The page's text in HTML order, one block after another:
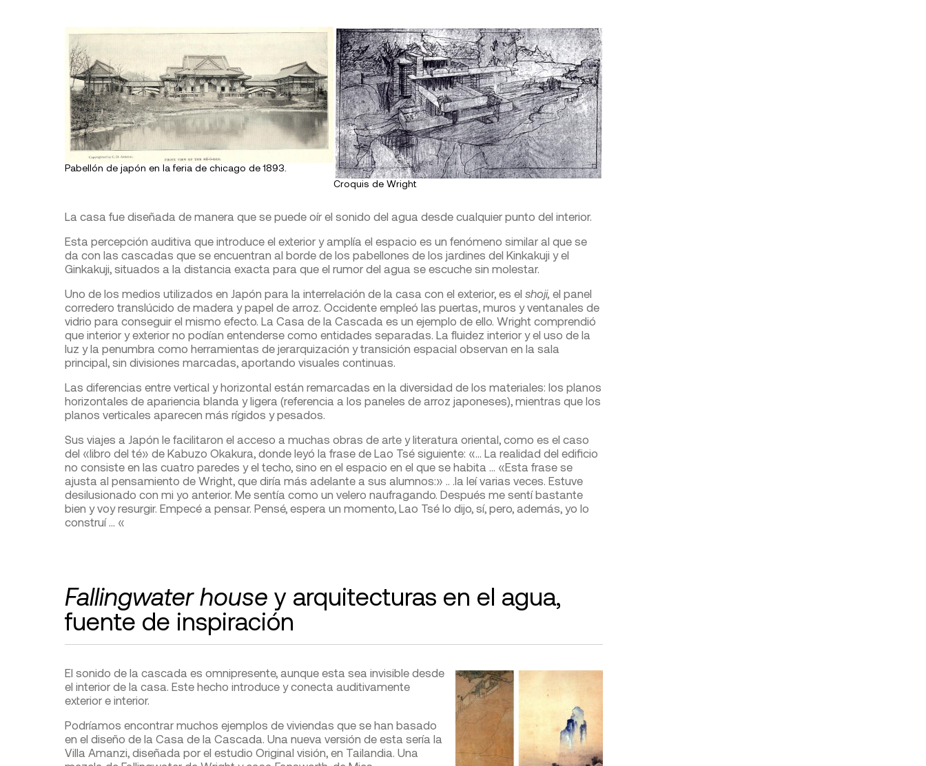
Pabellón de japón en la feria de chicago de 1893.
Croquis de Wright
La casa fue diseñada de manera que se puede oír el sonido del agua desde cualquier punto del interior.
Esta percepción auditiva que introduce el exterior y amplía el espacio es un fenómeno similar al que se
da con las cascadas que se encuentran al borde de los pabellones de los jardines del Kinkakuji y el
Ginkakuji, situados a la distancia exacta para que el rumor del agua se escuche sin molestar.
Uno de los medios utilizados en Japón para la interrelación de la casa con el exterior, es el shoji, el panel
corredero translúcido de madera y papel de arroz. Occidente empleó las puertas, muros y ventanales de
vidrio para conseguir el mismo efecto. La Casa de la Cascada es un ejemplo de ello. Wright comprendió
que interior y exterior no podían entenderse como entidades separadas. La fluidez interior y el uso de la
luz y la penumbra como herramientas de jerarquización y transición espacial observan en la sala
principal, sin divisiones marcadas, aportando visuales continuas.
Las diferencias entre vertical y horizontal están remarcadas en la diversidad de los materiales: los planos
horizontales de apariencia blanda y ligera (referencia a los paneles de arroz japoneses), mientras que los
planos verticales aparecen más rígidos y pesados.
Sus viajes a Japón le facilitaron el acceso a muchas obras de arte y literatura oriental, como es el caso
del «libro del té» de Kabuzo Okakura, donde leyó la frase de Lao Tsé siguiente: «… La realidad del edificio
no consiste en las cuatro paredes y el techo, sino en el espacio en el que se habita … «Esta frase se
ajusta al pensamiento de Wright, que diría más adelante a sus alumnos:» .. .la leí varias veces. Estuve
desilusionado con mi yo anterior. Me sentía como un velero naufragando. Después me sentí bastante
bien y voy resurgir. Empecé a pensar. Pensé, espera un momento, Lao Tsé lo dijo, sí, pero, además, yo lo
construí … «
Fallingwater house y arquitecturas en el agua,
fuente de inspiración
El sonido de la cascada es omnipresente, aunque esta sea invisible desde
el interior de la casa. Este hecho introduce y conecta auditivamente
exterior e interior.
Podríamos encontrar muchos ejemplos de viviendas que se han basado
en el diseño de la Casa de la Cascada. Una nueva versión de esta sería la
Villa Amanzi, diseñada por el estudio Original visión, en Tailandia. Una